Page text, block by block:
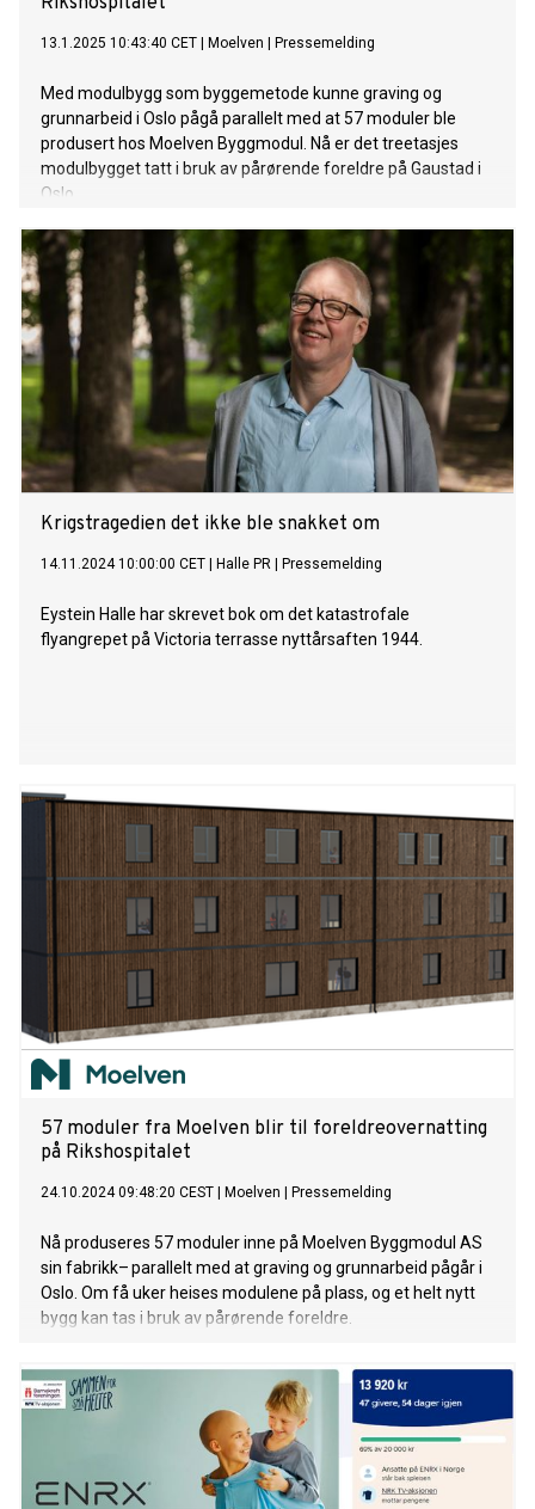
13.1.2025 10:43:40 CET Moelven Pressemelding
Med modulbygg som byggemetode kunne graving og
grunnarbeid i Oslo pågå parallelt med at 57 moduler ble
produsert hos Moelven Byggmodul. Nå er det treetasjes
modulbygget tatt i bruk av pårørende foreldre på Gaustad i
Oslo.
Krigstragedien det ikke ble snakket om
14.11.2024 10:00:00 CET Halle PR Pressemelding
Eystein Halle har skrevet bok om det katastrofale
flyangrepet på Victoria terrasse nyttårsaften 1944.
57 moduler fra Moelven blir til foreldreovernatting
på Rikshospitalet
24.10.2024 09:48:20 CEST Moelven Pressemelding
Nå produseres 57 moduler inne på Moelven Byggmodul AS
sin fabrikk– parallelt med at graving og grunnarbeid pågår i
Oslo. Om få uker heises modulene på plass, og et helt nytt
bygg kan tas i bruk av pårørende foreldre.